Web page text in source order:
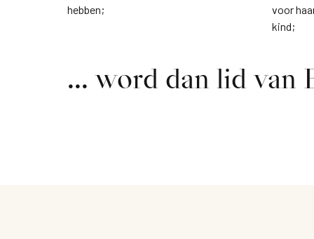
hebben;
voor
kind;
... word dan lid van